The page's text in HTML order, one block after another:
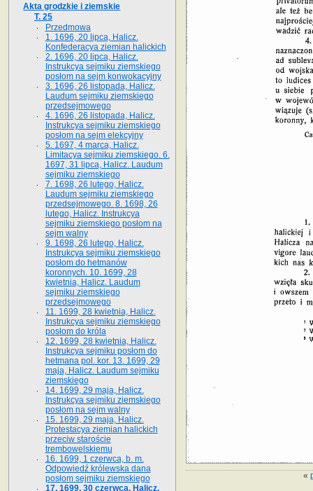
«
Akta grodzkie i ziemskie
T. 25
Przedmowa
1. 1696, 20 lipca, Halicz.
Konfederacya ziemian halickich
2. 1696, 20 lipca, Halicz.
Instrukcya sejmiku ziemskiego
posłom na sejm konwokacyjny
3. 1696, 26 listopada, Halicz.
Laudum sejmiku ziemskiego
przedsejmowego
4. 1696, 26 listopada, Halicz.
Instrukcya sejmiku ziemskiego
posłom na sejm elekcyjny
5. 1697, 4 marca, Halicz.
Limitacya sejmiku ziemskiego. 6.
1697, 31 lipca, Halicz. Laudum
sejmiku ziemskiego
7. 1698, 26 lutego, Halicz.
Laudum sejmiku ziemskiego
przedsejmowego. 8. 1698, 26
lutego, Halicz. Instrukcya
sejmiku ziemskiego posłom na
sejm walny
9. 1698, 26 lutego, Halicz.
Instrukcya sejmiku ziemskiego
posłom do hetmanów
koronnych. 10. 1699, 28
kwietnia, Halicz. Laudum
sejmiku ziemskiego
przedsejmowego
11. 1699, 28 kwietnia, Halicz.
Instrukcya sejmiku ziemskiego
posłom do króla
12. 1699, 28 kwietnia, Halicz.
Instrukcya sejmiku posłom do
hetmana pol. kor. 13. 1699, 29
maja, Halicz. Laudum sejmiku
ziemskiego
14. 1699, 29 maja, Halicz.
Instrukcya sejmiku ziemskiego
posłom na sejm walny
15. 1699, 29 maja, Halicz.
Protestacya ziemian halickich
przeciw staroście
trembowelskiemu
16. 1699, 1 czerwca, b. m.
Odpowiedź królewska dana
posłom sejmiku ziemskiego
17. 1699, 30 czerwca, Halicz.